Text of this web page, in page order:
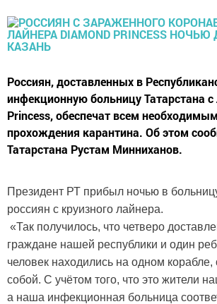
Россиян, доставленных в
инфекционную больницу Татарстана с
Princess, обеспечат всем
прохождения карантина. Об этом
Татарстана Рустам Минниханов.
Президент РТ прибыл ночью в
россиян с круизного лайнера.
«Так получилось, что четверо
граждане нашей республики и один
человек находились на одном
собой. С учётом того, что это жители
а наша инфекционная больница